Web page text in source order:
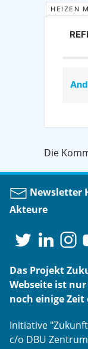
HEIZEN
Die
Newsletter
Akteure
Das Projekt
Webseite ist
noch einige
Initiative
c/o DBU